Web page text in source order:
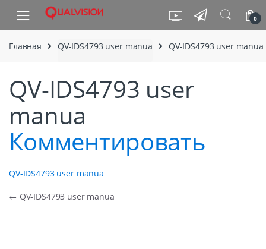
Skip to navigation
Skip to content
0
Главная QV-IDS4793 user manua QV-IDS4793 user manua
QV-IDS4793 user
manua
Комментировать
QV-IDS4793 user manua
Навигация по записям
← QV-IDS4793 user manua